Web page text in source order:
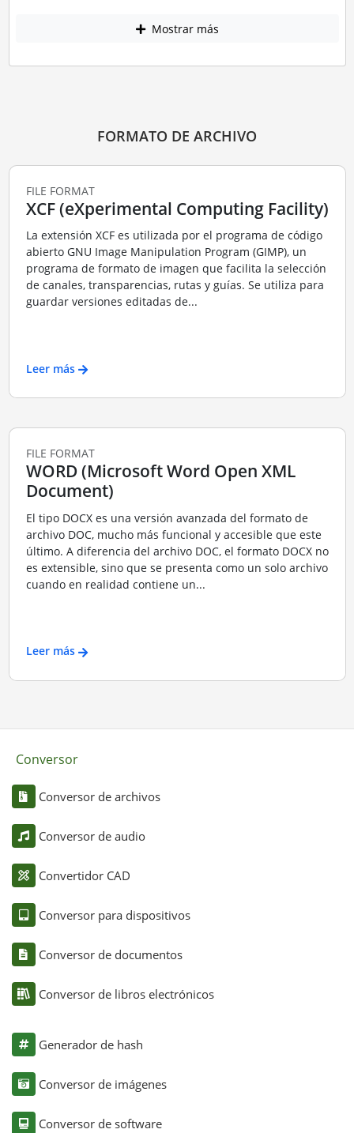
Mostrar más
FORMATO DE ARCHIVO
FILE FORMAT
XCF (eXperimental Computing Facility)
La extensión XCF es utilizada por el programa de código
abierto GNU Image Manipulation Program (GIMP), un
programa de formato de imagen que facilita la selección
de canales, transparencias, rutas y guías. Se utiliza para
guardar versiones editadas de...
Leer más
FILE FORMAT
WORD (Microsoft Word Open XML
Document)
El tipo DOCX es una versión avanzada del formato de
archivo DOC, mucho más funcional y accesible que este
último. A diferencia del archivo DOC, el formato DOCX no
es extensible, sino que se presenta como un solo archivo
cuando en realidad contiene un...
Leer más
Conversor
Conversor de archivos
Conversor de audio
Convertidor CAD
Conversor para dispositivos
Conversor de documentos
Conversor de libros electrónicos
Generador de hash
Conversor de imágenes
Conversor de software